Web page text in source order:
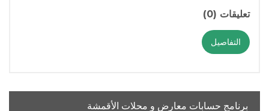
تعليقات (0)
التفاصيل
برنامج حسابات معارض و محلات الأقمشة